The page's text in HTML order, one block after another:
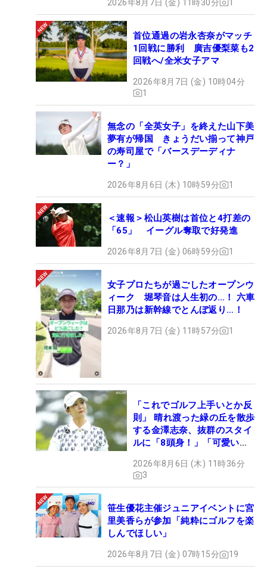
2026年8月7日 (金) 11時30分 1
首位通過の岩永杏奈がマッチ
1回戦に勝利 廣吉優梨菜も2
回戦へ/全米女子アマ
2026年8月7日 (金) 10時04分
1
無念の「全英女子」を終えた山下美
夢有が帰国 きょうだい揃って神戸
の寿司屋で「バースデーディナ
ー？」
2026年8月6日 (木) 10時59分 1
＜速報＞松山英樹は首位と4打差の
「65」 イーグル奪取で好発進
2026年8月7日 (金) 06時59分 1
女子プロたちが過ごしたオープンウ
ィーク 堀琴音は人生初の…！ 六車
日那乃は新幹線でとんぼ返り…！
2026年8月7日 (金) 11時57分 1
「これでゴルフ上手いとか反
則」 晴れ渡った緑の丘を散歩
する金澤志奈、抜群のスタイ
ルに「8頭身！」「可愛いに
2026年8月6日 (木) 11時36分
3
笹生優花主催ジュニアイベントに宮
里美香らが参加「純粋にゴルフを楽
しんでほしい」
2026年8月7日 (金) 07時15分 19